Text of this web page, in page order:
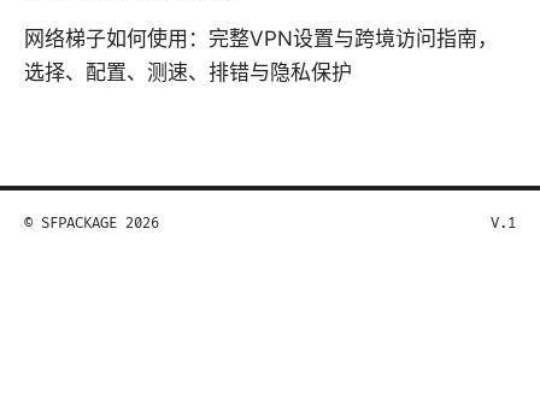
网络梯子如何使用：完整VPN设置与跨境访问指南，
选择、配置、测速、排错与隐私保护
© SFPACKAGE 2026 V.1